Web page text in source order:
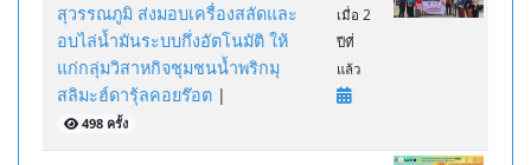
สุวรรณภูมิ ส่งมอบเครื่องสลัดและ
อบไล่น้ำมันระบบกึ่งอัตโนมัติ ให้
แก่กลุ่มวิสาหกิจชุมชนน้ำพริกมุ
สลิมะฮ์ดารุ้ลคอยร๊อต |
498 ครั้ง
เมื่อ 2
ปีที่
แล้ว